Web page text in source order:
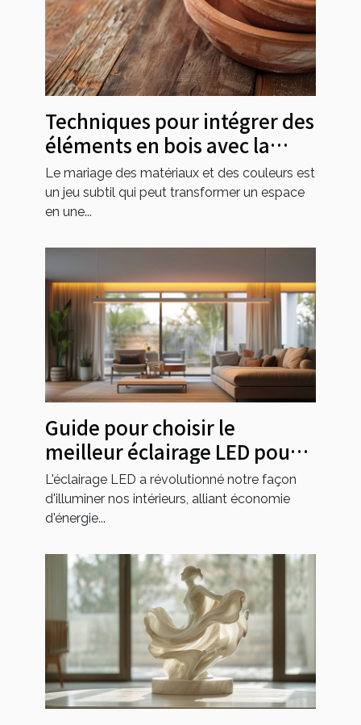
Techniques pour intégrer des
éléments en bois avec la
couleur terracotta
Le mariage des matériaux et des couleurs est
un jeu subtil qui peut transformer un espace
en une...
Guide pour choisir le
meilleur éclairage LED pour
la maison
L'éclairage LED a révolutionné notre façon
d'illuminer nos intérieurs, alliant économie
d'énergie...